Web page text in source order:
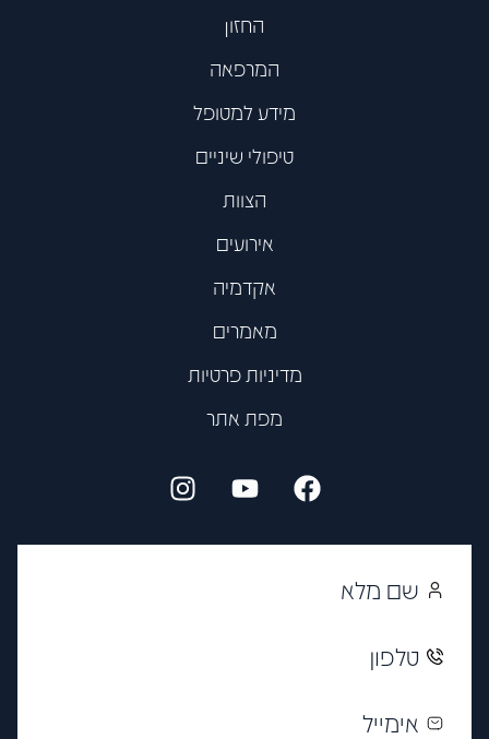
החזון
המרפאה
מידע למטופל
טיפולי שיניים
הצוות
אירועים
אקדמיה
מאמרים
מדיניות פרטיות
מפת אתר